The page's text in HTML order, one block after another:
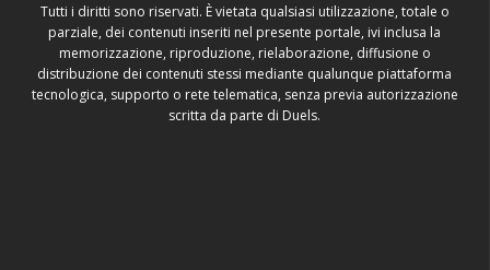
Tutti i diritti sono riservati. È vietata qualsiasi utilizzazione, totale o
parziale, dei contenuti inseriti nel presente portale, ivi inclusa la
memorizzazione, riproduzione, rielaborazione, diffusione o
distribuzione dei contenuti stessi mediante qualunque piattaforma
tecnologica, supporto o rete telematica, senza previa autorizzazione
scritta da parte di Duels.